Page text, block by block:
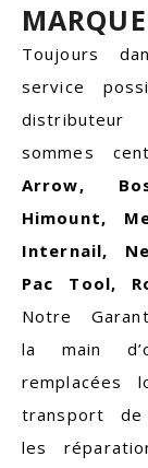
Toujours
service
sommes
Arrow,
Himount,
Internail,
Pac Tool,
Notre
la main
remplacées
transport
les